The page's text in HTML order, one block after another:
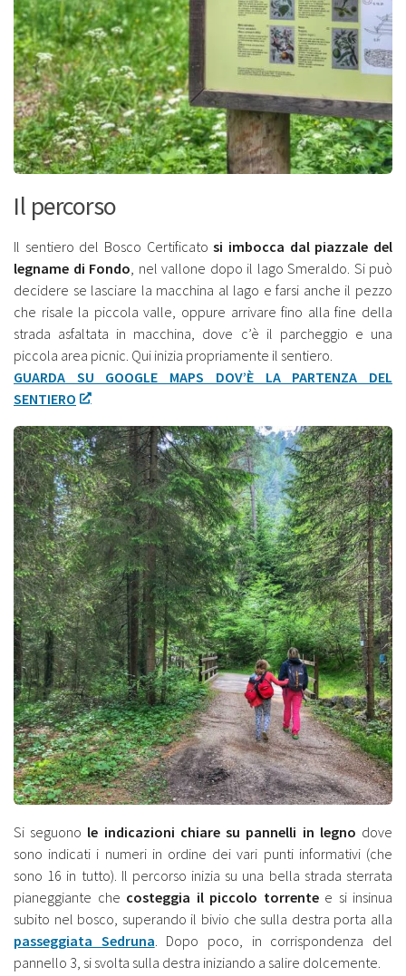
Il percorso
Il sentiero del Bosco Certificatosi imbocca dal piazzale del
legname di Fondo , nel vallone dopo il lago Smeraldo. Si può
decidere se lasciare la macchina al lago e farsi anche il pezzo
che risale la piccola valle, oppure arrivare fino alla fine della
strada asfaltata in macchina, dove c’è il parcheggio e una
piccola area picnic. Qui inizia propriamente il sentiero.
GUARDA SU GOOGLE MAPS DOV’È LA PARTENZA DEL
SENTIERO
Si seguono le indicazioni chiare su pannelli in legno dove
sono indicati i numeri in ordine dei vari punti informativi (che
sono 16 in tutto). Il percorso inizia su una bella strada sterrata
pianeggiante che costeggia il piccolo torrentee si insinua
subito nel bosco, superando il bivio che sulla destra porta alla
passeggiata Sedruna . Dopo poco, in corrispondenza del
pannello 3, si svolta sulla destra iniziando a salire dolcemente.